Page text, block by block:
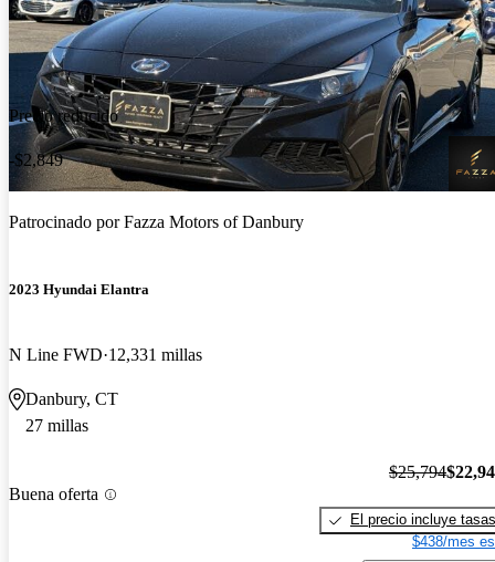
Precio reducido
-$2,849
Patrocinado porFazza Motors of Danbury
2023 Hyundai Elantra
N Line FWD 12,331 millas
Danbury, CT
27 millas
Buena oferta
$25,794
El precio incluye tasas
$438/mes